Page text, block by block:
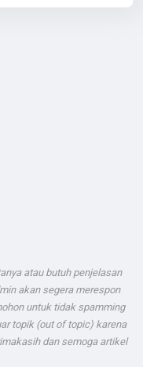
atau butuh penjelasan
akan segera merespon
untuk tidak spamming
topik (out of topic) karena
dan semoga artikel